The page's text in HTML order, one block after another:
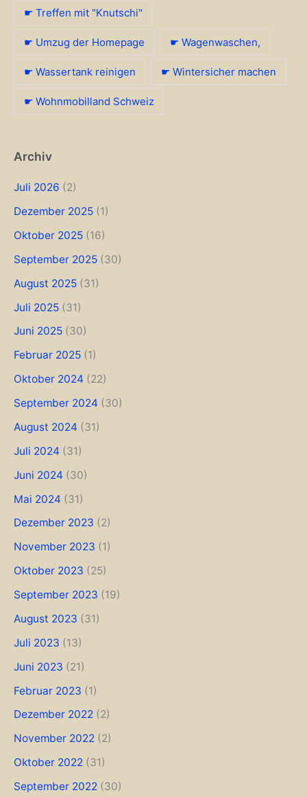
☛ Treffen mit "Knutschi"
☛ Umzug der Homepage ☛ Wagenwaschen,
☛ Wassertank reinigen ☛ Wintersicher machen
☛ Wohnmobilland Schweiz
Archiv
Juli 2026 (2)
Dezember 2025 (1)
Oktober 2025 (16)
September 2025 (30)
August 2025 (31)
Juli 2025 (31)
Juni 2025 (30)
Februar 2025 (1)
Oktober 2024 (22)
September 2024 (30)
August 2024 (31)
Juli 2024 (31)
Juni 2024 (30)
Mai 2024 (31)
Dezember 2023 (2)
November 2023 (1)
Oktober 2023 (25)
September 2023 (19)
August 2023 (31)
Juli 2023 (13)
Juni 2023 (21)
Februar 2023 (1)
Dezember 2022 (2)
November 2022 (2)
Oktober 2022 (31)
September 2022 (30)